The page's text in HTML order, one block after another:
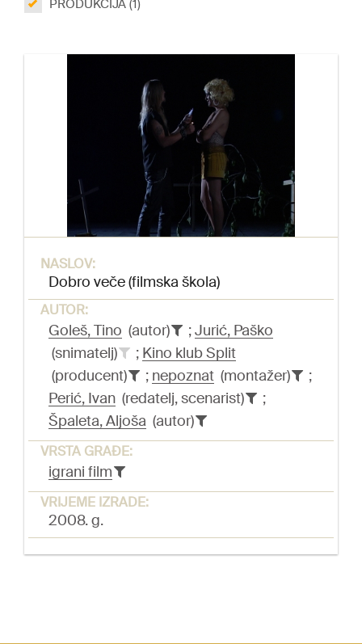
PRODUKCIJA (1)
NASLOV:
Dobro veče (filmska škola)
AUTOR:
Goleš, Tino (autor) ;Jurić, Paško
(snimatelj)
; Kino klub Split
(producent)
; nepoznat (montažer)
;
Perić, Ivan (redatelj, scenarist)
;
Špaleta, Aljoša (autor)
VRSTA GRAĐE:
igrani film
VRIJEME IZRADE:
2008. g.